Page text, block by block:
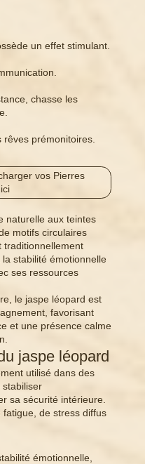
un effet stimulant.
chasse les
prémonitoires.
vos Pierres
naturelle aux teintes
motifs circulaires
traditionnellement
stabilité émotionnelle
ses ressources
le jaspe léopard est
favorisant
et une présence calme
jaspe léopard
utilisé dans des
stabiliser
sa sécurité intérieure.
de stress diffus
émotionnelle,